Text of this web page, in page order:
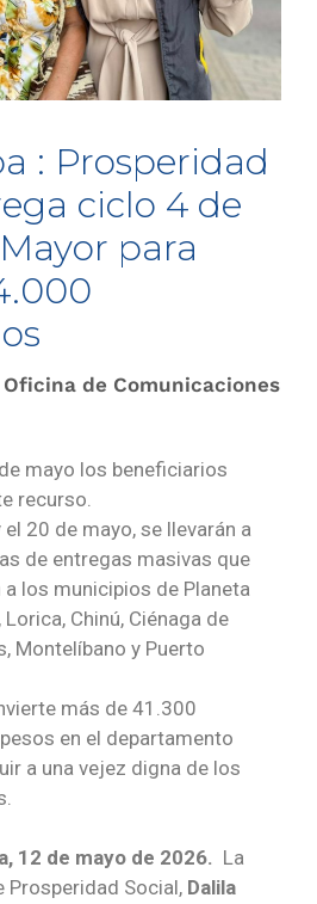
: Prosperidad
ciclo 4 de
para
Oficina de Comunicaciones
mayo los beneficiarios
recurso.
el 20 de mayo, se llevarán a
de entregas masivas que
a los municipios de Planeta
Lorica, Chinú, Ciénaga de
Montelíbano y Puerto
más de 41.300
en el departamento
a una vejez digna de los
12 de mayo de 2026. La
Prosperidad Social, Dalila